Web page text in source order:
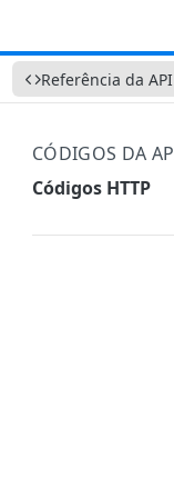
Referência da API
CÓDIGOS DA
Códigos HTTP